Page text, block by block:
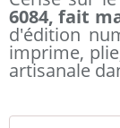
6084, fait
d'édition
imprime,
artisanale